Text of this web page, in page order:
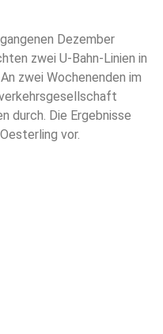
Dezember
zwei U-Bahn-Linien in
zwei Wochenenden im
durch. Die Ergebnisse
vor.